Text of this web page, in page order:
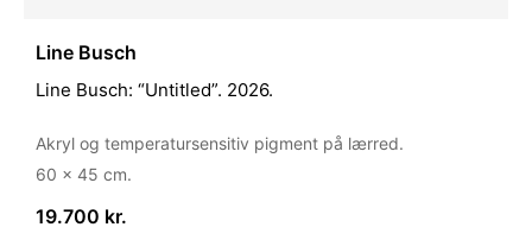
Line Busch
Line Busch: “Untitled”. 2026.
Akryl og temperatursensitiv pigment på lærred.
60 x 45 cm.
19.700 kr.